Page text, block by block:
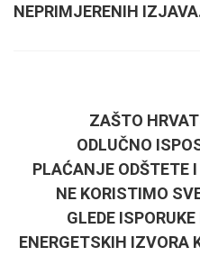
NEPRIMJERENIH
ZAŠTO
ODLUČNO
PLAĆANJE ODŠTETE
NE KORISTIMO
GLEDE
ENERGETSKIH IZVORA